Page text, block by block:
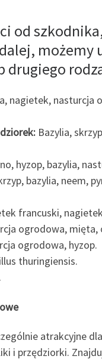
od
możemy
drugiego
nagietek, nasturcja
Bazylia,
hyzop, bazylia,
bazylia, neem,
francuski,
ogrodowa, mięta,
ogrodowa, hyzop.
thuringiensis.
atrakcyjne
i przędziorki.